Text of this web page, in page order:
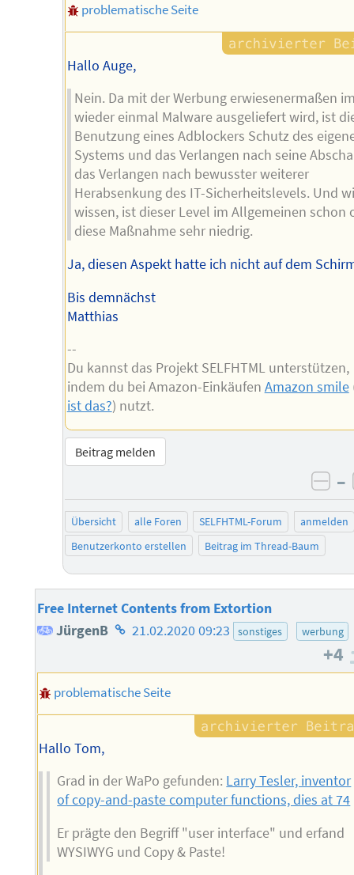
problematische Seite
Hallo Auge,
Nein. Da mit der Werbung erwiesenermaßen
wieder einmal Malware ausgeliefert wird, ist
Benutzung eines Adblockers Schutz des
Systems und das Verlangen nach seine
das Verlangen nach bewusster weiterer
Herabsenkung des IT-Sicherheitslevels. Und
wissen, ist dieser Level im Allgemeinen schon
diese Maßnahme sehr niedrig.
Ja, diesen Aspekt hatte ich nicht auf dem
Bis demnächst
Matthias
--
Du kannst das Projekt SELFHTML unterstützen,
indem du bei Amazon-Einkäufen Amazon smile
ist das?) nutzt.
Beitrag melden
–
Übersicht alle Foren SELFHTML-Forum
anmelden
Benutzerkonto erstellen
Beitrag im Thread-Baum
Free Internet Contents from Extortion
JürgenB Homepage
Autors
21.02.2020 09:23 sonstiges werbung
+4
problematische Seite
Hallo Tom,
Grad in der WaPo gefunden: Larry Tesler, inventor
of copy-and-paste computer functions, dies at 74
Er prägte den Begriff "user interface" und erfand
WYSIWYG und Copy & Paste!